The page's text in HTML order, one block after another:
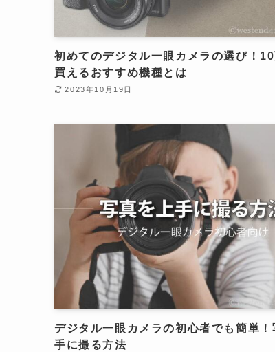
初めてのデジタル一眼カメラの選び！
買えるおすすめ機種とは
2023年10月19日
デジタル一眼カメラの初心者でも簡単！
手に撮る方法